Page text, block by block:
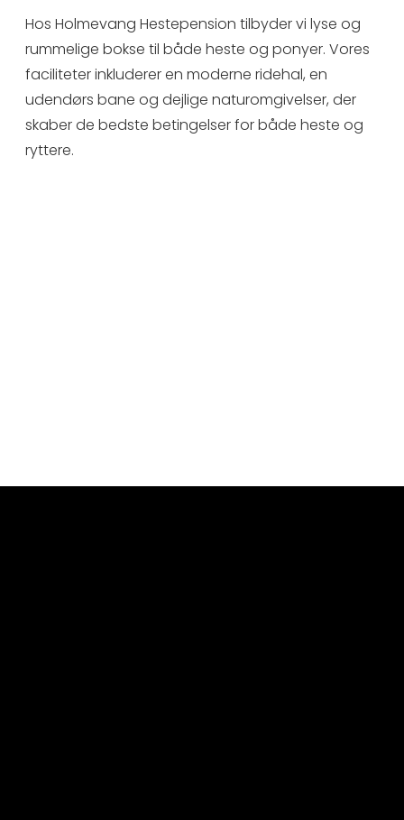
Hos Holmevang Hestepension tilbyder vi lyse og
rummelige bokse til både heste og ponyer. Vores
faciliteter inkluderer en moderne ridehal, en
udendørs bane og dejlige naturomgivelser, der
skaber de bedste betingelser for både heste og
ryttere.